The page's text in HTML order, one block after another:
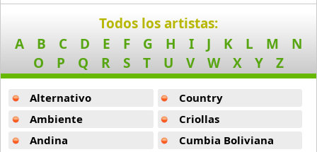
Jaze
29 músicas online
Jeezy
15 músicas online
Joa El Super Mc
3 músicas online
Todos los artistas:
A
B C D E F G H I J K L M
N
O
P Q R S T U V W X Y Z
Alternativo
Ambiente
Andina
Country
Criollas
Cumbia Boliviana